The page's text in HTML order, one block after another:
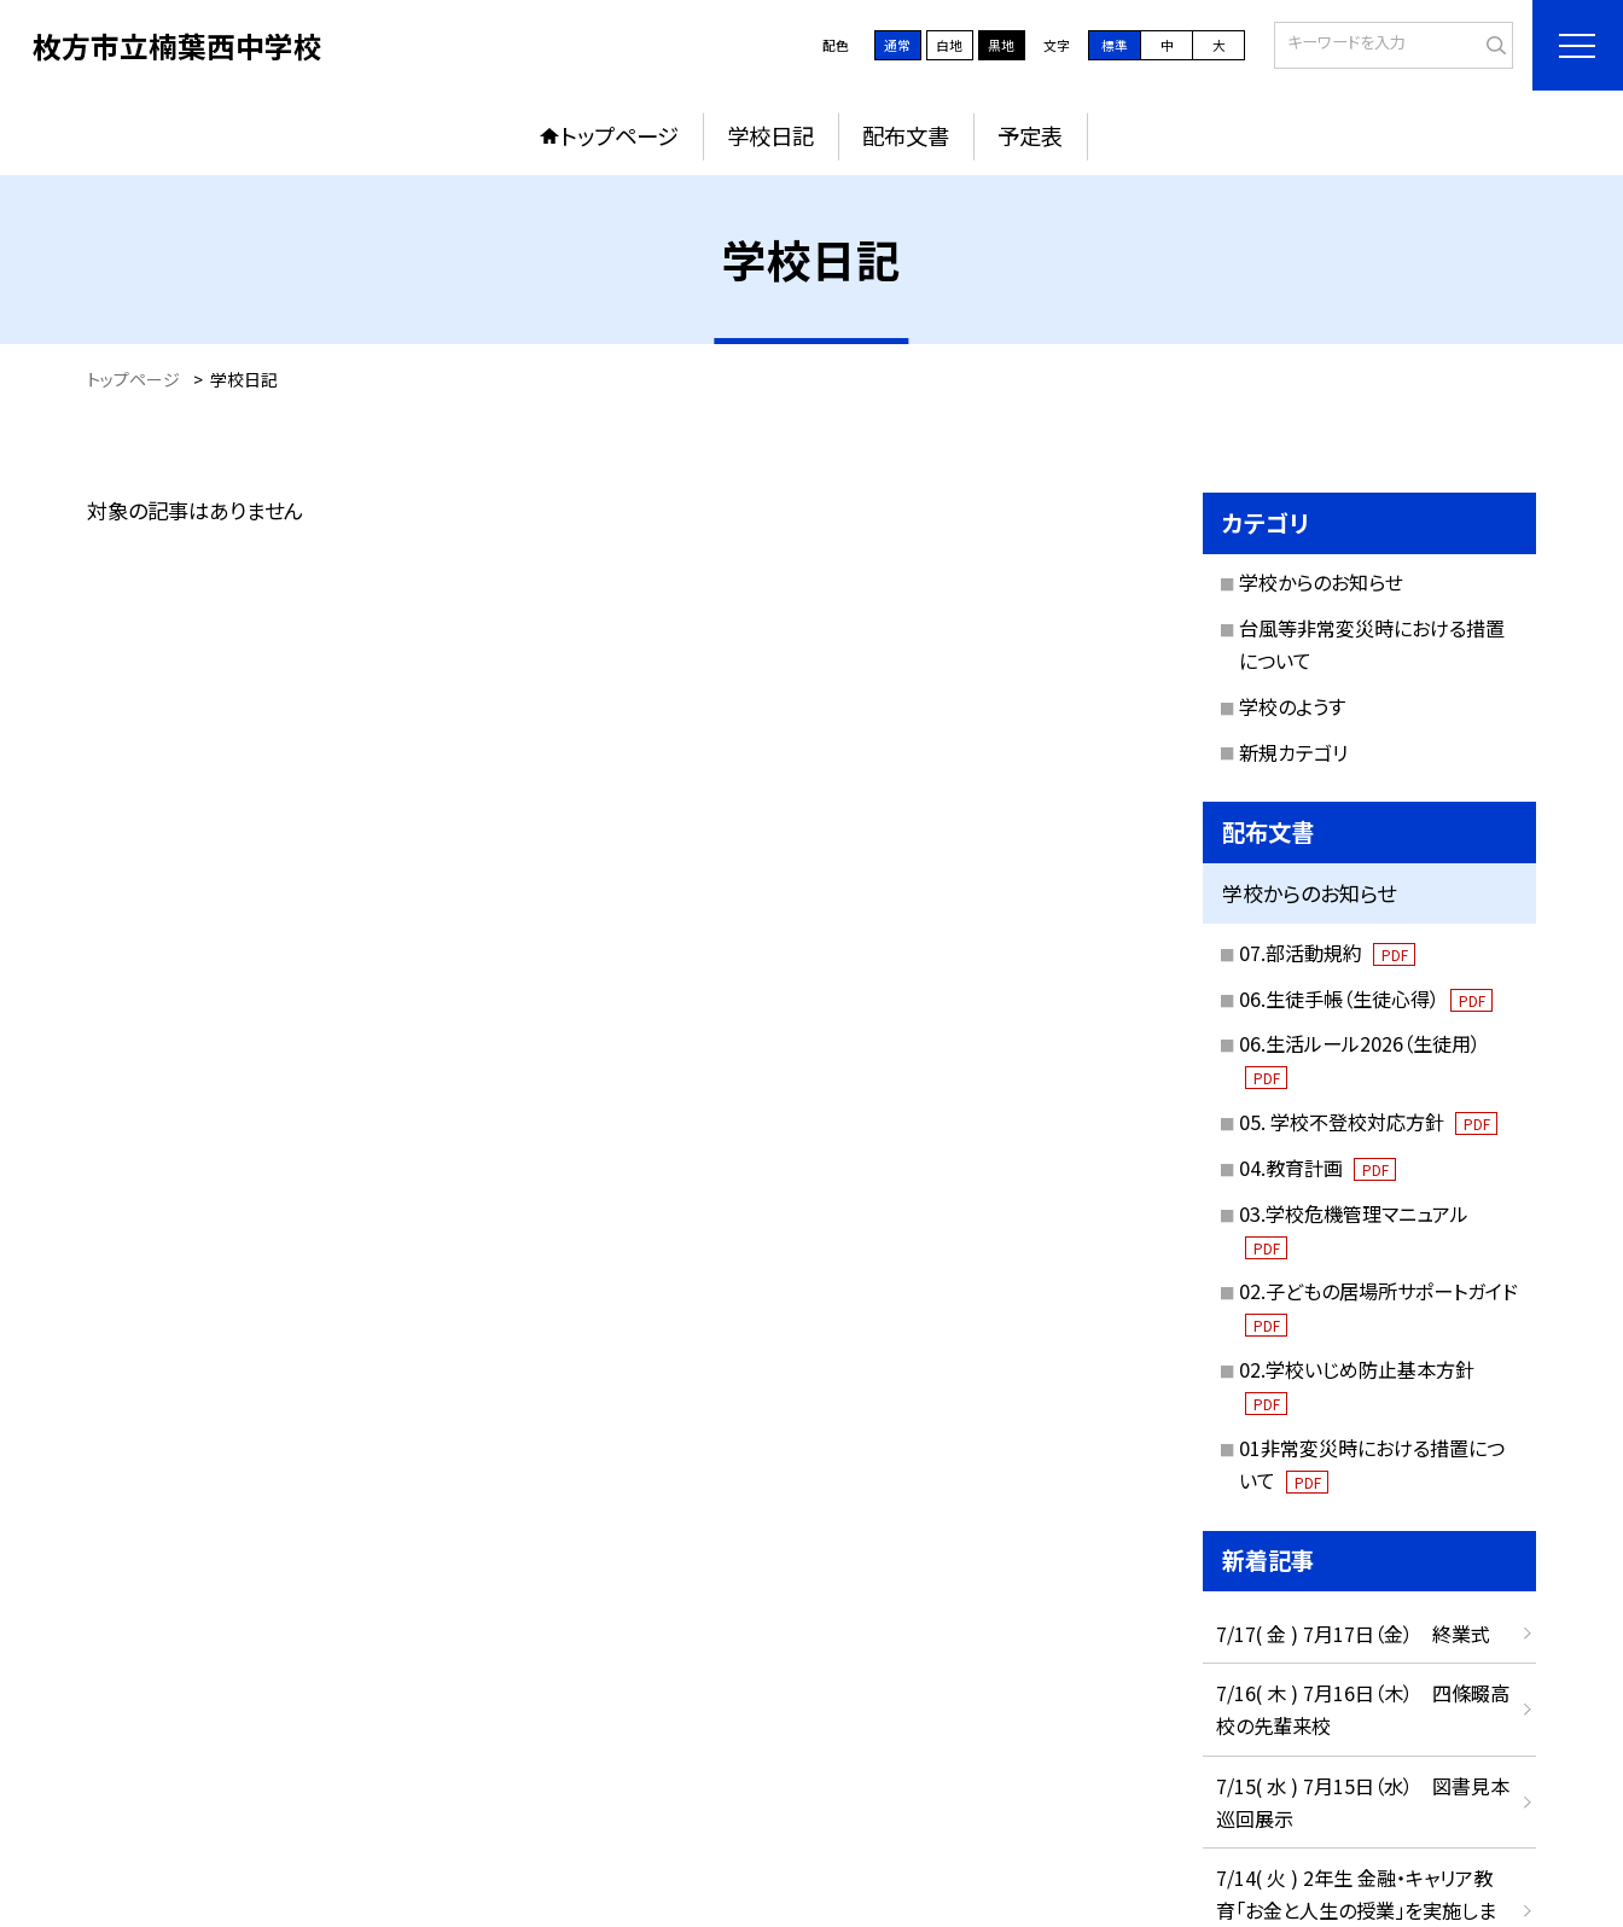
枚方市立楠葉西中学校 配色 通常 白地 黒地 文字 標準 中 大
トップページ 学校日記 配布文書 予定表
学校日記
トップページ > 学校日記
対象の記事はありません カテゴリ
学校からのお知らせ
台風等非常変災時における措置
について
学校のようす
新規カテゴリ
配布文書
学校からのお知らせ
07.部活動規約 PDF
06.生徒手帳（生徒心得） PDF
06.生活ルール2026（生徒用）
PDF
05. 学校不登校対応方針 PDF
04.教育計画 PDF
03.学校危機管理マニュアル
PDF
02.子どもの居場所サポートガイド
PDF
02.学校いじめ防止基本方針
PDF
01非常変災時における措置につ
いて
PDF
新着記事
7/17( 金 ) 7月17日（金） 終業式
7/16( 木 ) 7月16日（木） 四條畷高
校の先輩来校
7/15( 水 ) 7月15日（水） 図書見本
巡回展示
7/14( 火 ) 2年生 金融・キャリア教
育「お金と人生の授業」を実施しま